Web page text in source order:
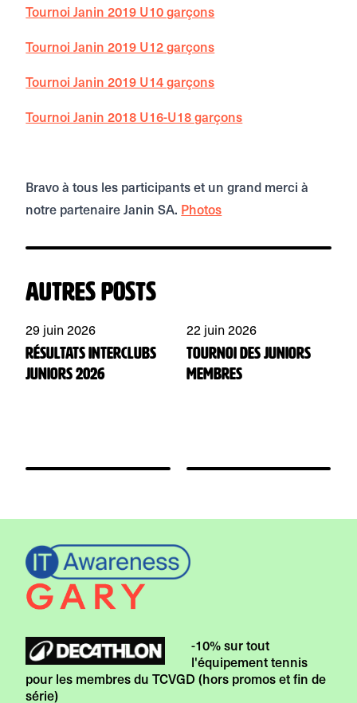
Tournoi Janin 2019 U10 garçons
Tournoi Janin 2019 U12 garçons
Tournoi Janin 2019 U14 garçons
Tournoi Janin 2018 U16-U18 garçons
Bravo à tous les participants et un grand merci à
notre partenaire Janin SA. Photos
Autres posts
29 juin 2026
Résultats Interclubs
Juniors 2026
22 juin 2026
Tournoi des juniors
membres
-10% sur tout
l'équipement tennis
pour les membres du TCVGD (hors promos et fin de
série)